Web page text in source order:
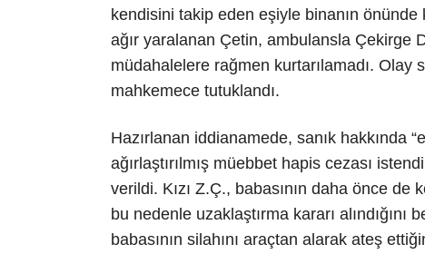
kendisini takip eden eşiyle binanın önünde
ağır yaralanan Çetin, ambulansla Çekirge
müdahalelere rağmen kurtarılamadı. Olay
mahkemece tutuklandı.
Hazırlanan iddianamede, sanık hakkında
ağırlaştırılmış müebbet hapis cezası
verildi. Kızı Z.Ç., babasının daha önce
bu nedenle uzaklaştırma kararı
babasının silahını araçtan alarak ateş